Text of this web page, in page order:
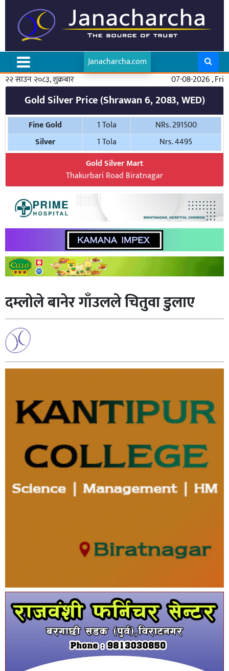
Janacharcha.com
२२ साउन २०८३, शुक्रबार
07-08-2026 , Fri
Gold Silver Price (Shrawan 6, 2083, WED)
Fine Gold 1 Tola
NRs. 291500
Silver
1 Tola
Nrs. 4495
Gold Silver Mart
Thakurbari Road Biratnagar
दम्लाेले बानेर गाँउलले चितुवा डुलाए